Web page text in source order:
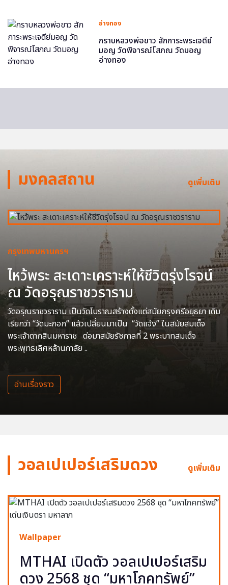
อ่างทอง
กราบหลวงพ่อขาว สักการะพระเจดีย์
มอญ วัดพิจารณ์โสภณ วัดมอญ
อ่างทอง
มงคลสถาน ดูเพิ่มเติม
กรุงเทพมหานครฯ
ไหว้พระ สะเดาะเคราะห์ให้ชีวิตรุ่งโรจน์
ณ วัดอรุณราชวราราม
วัดอรุณราชวราราม เป็นวัดโบราณสร้างตั้งแต่สมัยกรุงศรีอยุธยา เดิม
เรียกว่า “วัดมะกอก” แล้วเปลี่ยนมาเป็น “วัดแจ้ง” ในสมัยสมเด็จ
พระเจ้าตากสินมหาราช ต่อมาสมัยรัชกาลที่ 2 พระบาทสมเด็จ
พระพุทธเลิศหล้านภาลัย ..
อ่านเรื่องราว
วอลเปเปอร์เสริมดวง ดูเพิ่มเติม
Wallpaper
MTHAI เปิดตัว วอลเปเปอร์เสริม
ดวง 2568 ชุด “มหาโภคทรัพย์”